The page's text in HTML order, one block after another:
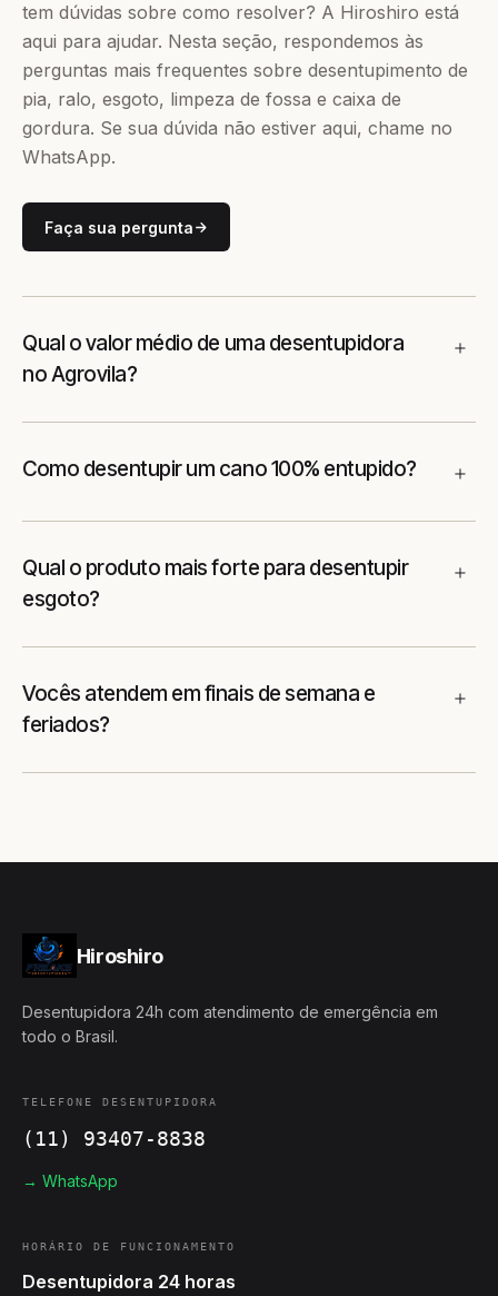
tem dúvidas sobre como resolver? A Hiroshiro está
aqui para ajudar. Nesta seção, respondemos às
perguntas mais frequentes sobre desentupimento de
pia, ralo, esgoto, limpeza de fossa e caixa de
gordura. Se sua dúvida não estiver aqui, chame no
WhatsApp.
Faça sua pergunta
Qual o valor médio de uma desentupidora
no Agrovila?
Como desentupir um cano 100% entupido?
Qual o produto mais forte para desentupir
esgoto?
Vocês atendem em finais de semana e
feriados?
Hiroshiro
Desentupidora 24h com atendimento de emergência em
todo o Brasil.
TELEFONE DESENTUPIDORA
(11) 93407-8838
→ WhatsApp
HORÁRIO DE FUNCIONAMENTO
Desentupidora 24 horas